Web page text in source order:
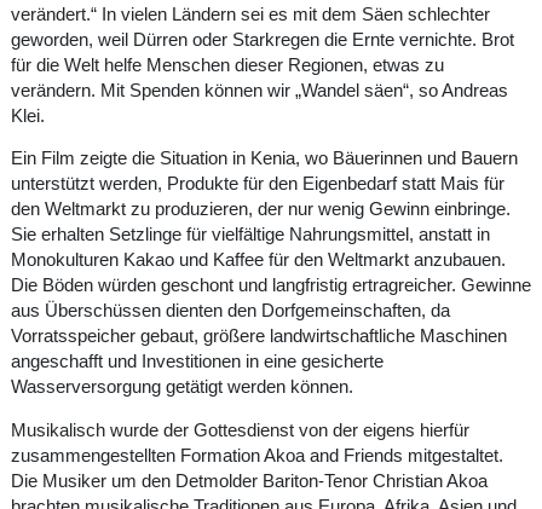
verändert.“ In vielen Ländern sei es mit dem Säen schlechter
geworden, weil Dürren oder Starkregen die Ernte vernichte. Brot
für die Welt helfe Menschen dieser Regionen, etwas zu
verändern. Mit Spenden können wir „Wandel säen“, so Andreas
Klei.
Ein Film zeigte die Situation in Kenia, wo Bäuerinnen und Bauern
unterstützt werden, Produkte für den Eigenbedarf statt Mais für
den Weltmarkt zu produzieren, der nur wenig Gewinn einbringe.
Sie erhalten Setzlinge für vielfältige Nahrungsmittel, anstatt in
Monokulturen Kakao und Kaffee für den Weltmarkt anzubauen.
Die Böden würden geschont und langfristig ertragreicher. Gewinne
aus Überschüssen dienten den Dorfgemeinschaften, da
Vorratsspeicher gebaut, größere landwirtschaftliche Maschinen
angeschafft und Investitionen in eine gesicherte
Wasserversorgung getätigt werden können.
Musikalisch wurde der Gottesdienst von der eigens hierfür
zusammengestellten Formation Akoa and Friends mitgestaltet.
Die Musiker um den Detmolder Bariton-Tenor Christian Akoa